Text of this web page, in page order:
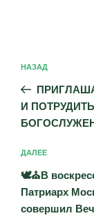
по
записям
Предыдущая
запись:
НАЗАД
И
Следующая
запись
ДАЛЕЕ
🕊️⛪В
Патриарх
совершил